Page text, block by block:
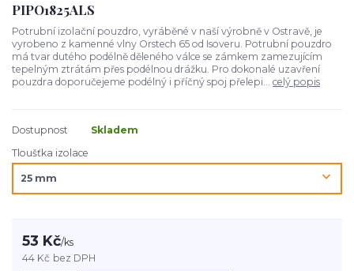
PIPO1825ALS
Potrubní izolační pouzdro, vyráběné v naší výrobně v Ostravě, je
vyrobeno z kamenné vlny Orstech 65 od Isoveru. Potrubní pouzdro
má tvar dutého podélně děleného válce se zámkem zamezujícím
tepelným ztrátám přes podélnou drážku. Pro dokonalé uzavření
pouzdra doporučejeme podélný i příčný spoj přelepi... celý popis
Dostupnost
Skladem
Tloušťka izolace
53 Kč/ks
44 Kč bez DPH